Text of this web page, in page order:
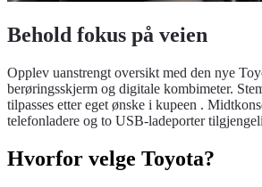
Behold fokus på veien
Opplev uanstrengt oversikt med den nye
berøringsskjerm og digitale kombimeter.
tilpasses etter eget ønske i kupeen .
telefonladere og to USB-ladeporter
Hvorfor velge Toyota?